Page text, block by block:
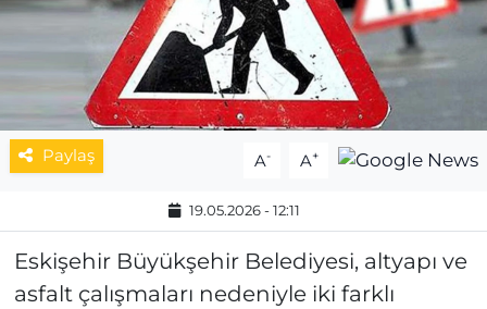
Paylaş A- A+
19.05.2026 - 12:11
Eskişehir Büyükşehir Belediyesi, altyapı ve
asfalt çalışmaları nedeniyle iki farklı
ESKİŞEHİRSPOR